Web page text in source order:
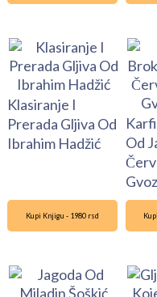
Klasiranje I
Prerada Gljiva Od
Ibrahim Hadžić
Od
Kupi Knjigu - 1980 rsd